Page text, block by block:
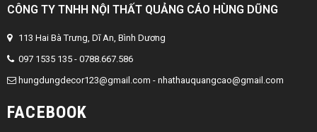
CÔNG TY TNHH NỘI THẤT QUẢNG CÁO HÙNG DŨNG
113 Hai Bà Trưng, Dĩ An, Bình Dương
097 1535 135 - 0788.667.586
hungdungdecor123@gmail.com - nhathauquangcao@gmail.com
FACEBOOK